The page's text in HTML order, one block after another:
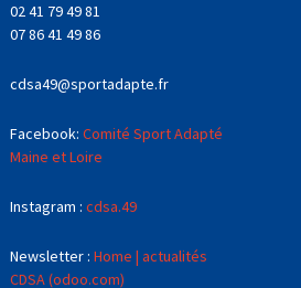
02 41 79 49 81
07 86 41 49 86
cdsa49@sportadapte.fr
Facebook: Comité Sport Adapté
Maine et Loire
Instagram : cdsa.49
Newsletter : Home | actualités
CDSA (odoo.com)